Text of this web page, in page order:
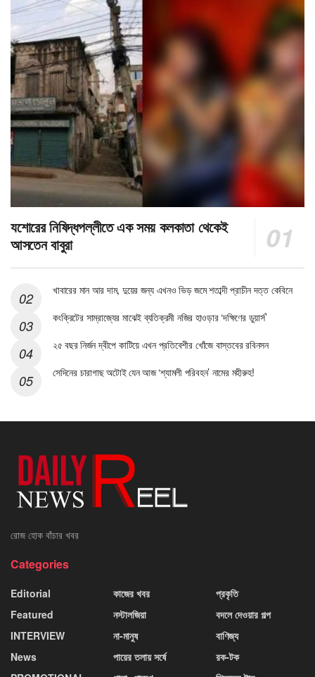
যশোরের নিষিদ্ধপল্লীতে এক সময় কলকাতা থেকেই
আসতেন বাবুরা
খাবারের মান আর দাম, দুয়ের জন্য এখনও ভিড় জমে শতাব্দী প্রাচীন দত্ত কেবিনে
কংক্রিটের সাম্রাজ্যের মাঝেই ব্যতিক্রমী নজির হাওড়ার ‘দক্ষিণের ডুয়ার্স’
২৫ বছর নির্জন দ্বীপে কাটিয়ে এখন প্রতিবেশীর খোঁজে বাস্তবের রবিনসন
সেদিনের চারাগাছ অটোই যেন আজ ‘শ্যামলী পরিবহন’ নামের মহীরুহ!
রোজ হোক বাঁচার খবর
Categories
Editorial
Featured
INTERVIEW
News
কাজের খবর
নস্টালজিয়া
না-মানুষ
পায়ের তলায় সর্ষে
প্রকৃতি
বদলে দেওয়ার গল্প
বাণিজ্য
রক-টক